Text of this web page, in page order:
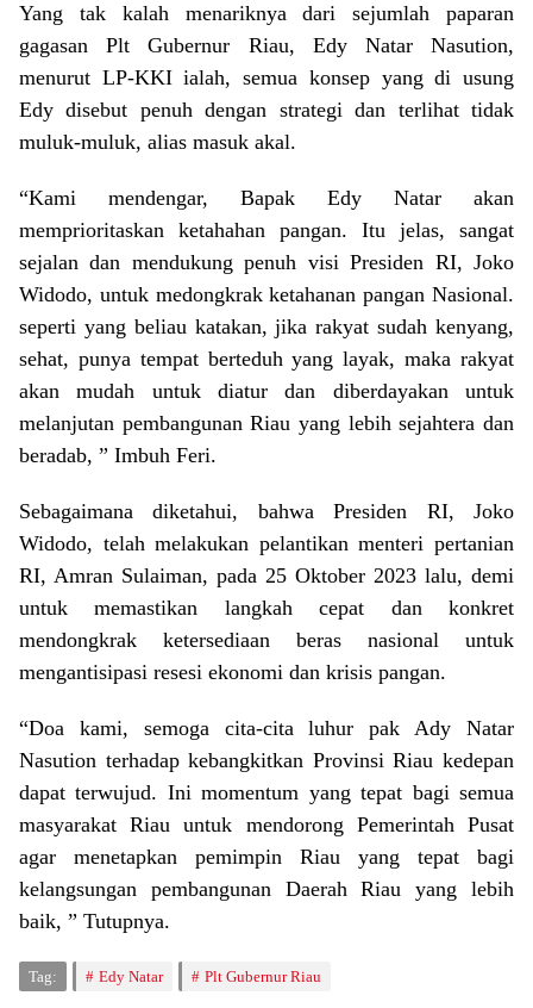
Yang tak kalah menariknya dari sejumlah paparan
gagasan Plt Gubernur Riau, Edy Natar Nasution,
menurut LP-KKI ialah, semua konsep yang di usung
Edy disebut penuh dengan strategi dan terlihat tidak
muluk-muluk, alias masuk akal.
“Kami mendengar, Bapak Edy Natar akan
memprioritaskan ketahahan pangan. Itu jelas, sangat
sejalan dan mendukung penuh visi Presiden RI, Joko
Widodo, untuk medongkrak ketahanan pangan Nasional.
seperti yang beliau katakan, jika rakyat sudah kenyang,
sehat, punya tempat berteduh yang layak, maka rakyat
akan mudah untuk diatur dan diberdayakan untuk
melanjutan pembangunan Riau yang lebih sejahtera dan
beradab, ” Imbuh Feri.
Sebagaimana diketahui, bahwa Presiden RI, Joko
Widodo, telah melakukan pelantikan menteri pertanian
RI, Amran Sulaiman, pada 25 Oktober 2023 lalu, demi
untuk memastikan langkah cepat dan konkret
mendongkrak ketersediaan beras nasional untuk
mengantisipasi resesi ekonomi dan krisis pangan.
“Doa kami, semoga cita-cita luhur pak Ady Natar
Nasution terhadap kebangkitkan Provinsi Riau kedepan
dapat terwujud. Ini momentum yang tepat bagi semua
masyarakat Riau untuk mendorong Pemerintah Pusat
agar menetapkan pemimpin Riau yang tepat bagi
kelangsungan pembangunan Daerah Riau yang lebih
baik, ” Tutupnya.
Tag: Edy Natar Plt Gubernur Riau